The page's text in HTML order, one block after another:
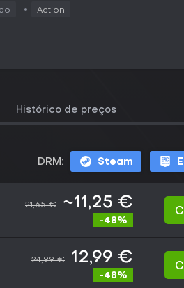
Action
Histórico de preços
DRM: Steam
21,65 € ~11,25 €
-48%
24,99 € 12,99 €
-48%